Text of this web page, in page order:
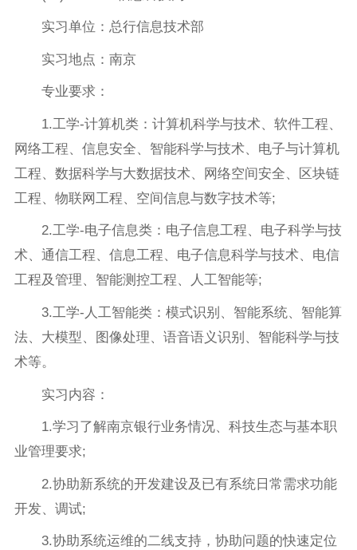
实习单位：总行信息技术部
实习地点：南京
专业要求：
1.工学-计算机类：计算机科学与技术、软件工程、
网络工程、信息安全、智能科学与技术、电子与计算机
工程、数据科学与大数据技术、网络空间安全、区块链
工程、物联网工程、空间信息与数字技术等;
2.工学-电子信息类：电子信息工程、电子科学与技
术、通信工程、信息工程、电子信息科学与技术、电信
工程及管理、智能测控工程、人工智能等;
3.工学-人工智能类：模式识别、智能系统、智能算
法、大模型、图像处理、语音语义识别、智能科学与技
术等。
实习内容：
1.学习了解南京银行业务情况、科技生态与基本职
业管理要求;
2.协助新系统的开发建设及已有系统日常需求功能
开发、调试;
3.协助系统运维的二线支持，协助问题的快速定位